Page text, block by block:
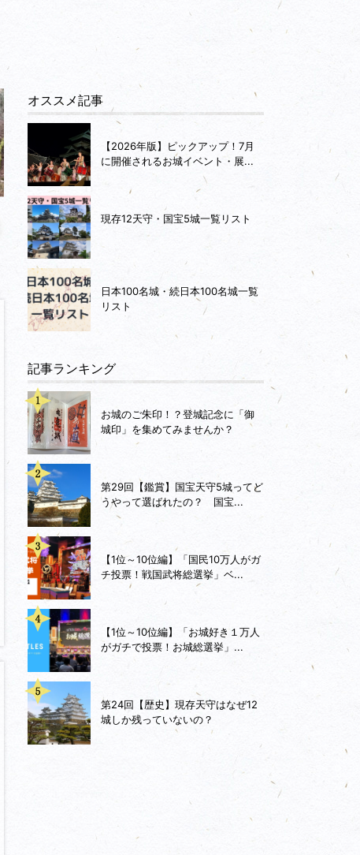
オススメ記事
【2026年版】ピックアップ！7月
に開催されるお城イベント・展...
現存12天守・国宝5城一覧リスト
日本100名城・続日本100名城一覧
リスト
記事ランキング
お城のご朱印！？登城記念に「御
城印」を集めてみませんか？
第29回【鑑賞】国宝天守5城ってど
うやって選ばれたの？ 国宝...
【1位～10位編】「国民10万人がガ
チ投票！戦国武将総選挙」ベ...
【1位～10位編】「お城好き１万人
がガチで投票！お城総選挙」...
第24回【歴史】現存天守はなぜ12
城しか残っていないの？